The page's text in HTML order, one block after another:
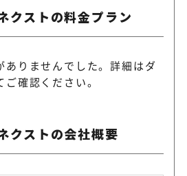
クストの料金プラン
ありませんでした。詳細はダ
ご確認ください。
クストの会社概要